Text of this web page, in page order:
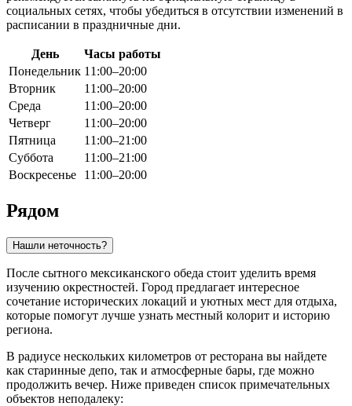
социальных сетях, чтобы убедиться в отсутствии изменений в
расписании в праздничные дни.
День
Часы работы
Понедельник 11:00–20:00
Вторник
11:00–20:00
Среда
11:00–20:00
Четверг
11:00–20:00
Пятница
11:00–21:00
Суббота
11:00–21:00
Воскресенье
11:00–20:00
Рядом
Нашли неточность?
После сытного мексиканского обеда стоит уделить время
изучению окрестностей. Город предлагает интересное
сочетание исторических локаций и уютных мест для отдыха,
которые помогут лучше узнать местный колорит и историю
региона.
В радиусе нескольких километров от ресторана вы найдете
как старинные депо, так и атмосферные бары, где можно
продолжить вечер. Ниже приведен список примечательных
объектов неподалеку: